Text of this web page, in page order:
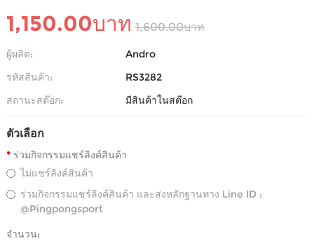
1,150.00บาท 1,600.00บาท
ผู้ผลิต:
Andro
รหัสสินค้า:
RS3282
สถานะสต๊อก:
มีสินค้าในสต๊อก
ตัวเลือก
ร่วมกิจกรรมแชร์ลิงค์สินค้า
ไม่แชร์ลิงค์สินค้า
ร่วมกิจกรรมแชร์ลิงค์สินค้า และส่งหลักฐานทาง Line ID :
@Pingpongsport
จำนวน: